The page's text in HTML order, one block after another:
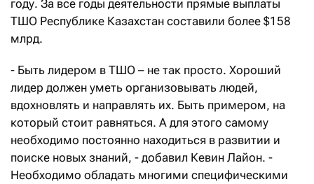
году. За все годы деятельности прямые выплаты
ТШО Республике Казахстан составили более $158
млрд.
- Быть лидером в ТШО – не так просто. Хороший
лидер должен уметь организовывать людей,
вдохновлять и направлять их. Быть примером, на
который стоит равняться. А для этого самому
необходимо постоянно находиться в развитии и
поиске новых знаний, - добавил Кевин Лайон. -
Необходимо обладать многими специфическими